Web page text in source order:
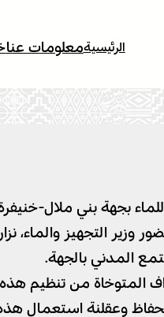
الرئيسيةمعلومات عنا
بجهة بني ملال-
التجهيز والماء،
المدني بالجهة.
المتوخاة من تنظيم
وعقلنة استعمال هذه